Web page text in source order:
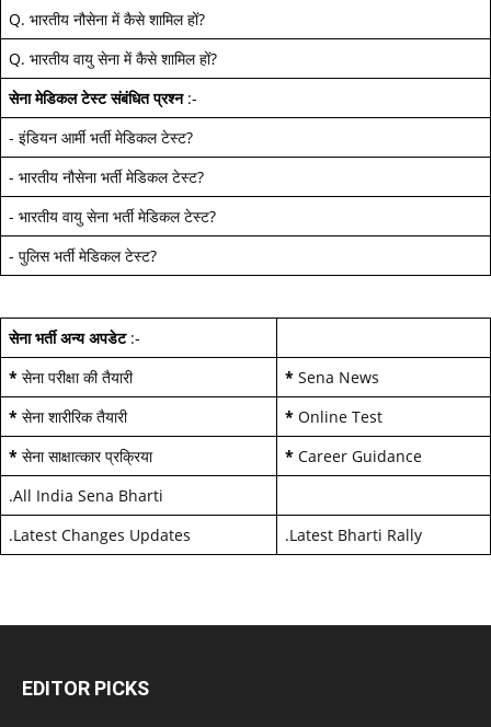
Q. भारतीय नौसेना में कैसे शामिल हों?
Q. भारतीय वायु सेना में कैसे शामिल हों?
सेना मेडिकल टेस्ट संबंधित प्रश्न:-
- इंडियन आर्मी भर्ती मेडिकल टेस्ट?
- भारतीय नौसेना भर्ती मेडिकल टेस्ट?
- भारतीय वायु सेना भर्ती मेडिकल टेस्ट?
- पुलिस भर्ती मेडिकल टेस्ट?
सेना भर्ती अन्य अपडेट:-
* सेना परीक्षा की तैयारी * Sena News
* सेना शारीरिक तैयारी * Online Test
* सेना साक्षात्कार प्रक्रिया * Career Guidance
.All India Sena Bharti
.Latest Changes Updates .Latest Bharti Rally
EDITOR PICKS